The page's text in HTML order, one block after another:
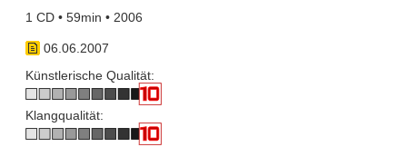
1 CD • 59min • 2006
06.06.2007
Künstlerische Qualität:
Klangqualität: